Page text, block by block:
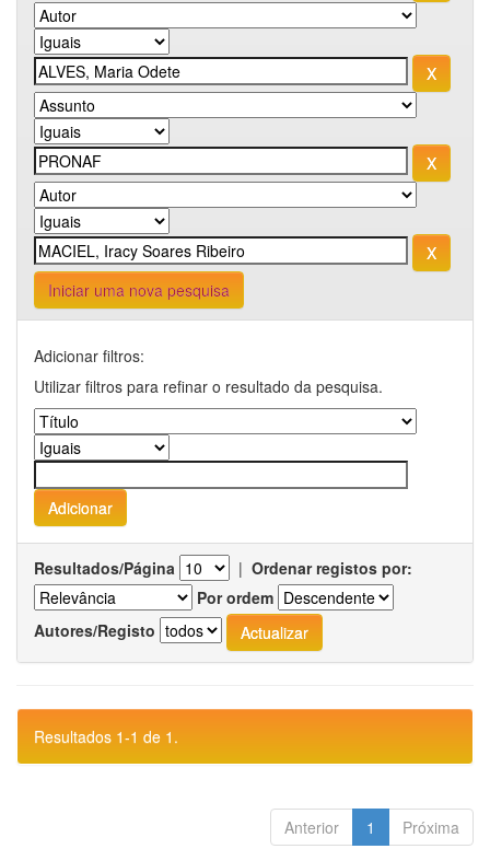
Iniciar uma nova pesquisa
Adicionar filtros:
Utilizar filtros para refinar o resultado da pesquisa.
Resultados/Página | Ordenar registos por:
Por ordem
Autores/Registo
Resultados 1-1 de 1.
Anterior 1 Próxima